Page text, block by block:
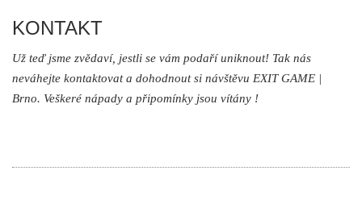
KONTAKT
Už teď jsme zvědaví, jestli se vám podaří uniknout! Tak nás
neváhejte kontaktovat a dohodnout si návštěvu EXIT GAME |
Brno. Veškeré nápady a připomínky jsou vítány !